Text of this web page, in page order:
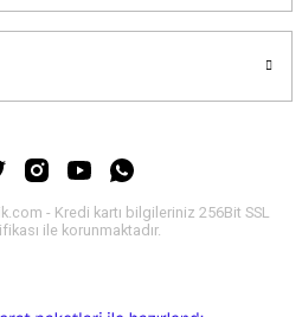
- Kredi kartı bilgileriniz 256Bit SSL
ile korunmaktadır.